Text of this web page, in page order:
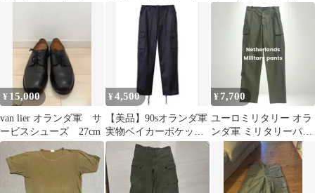
ンツ 78×80
ケット付き
¥ 15,000
van lier オランダ軍 サ
ービスシューズ 27cm
¥4,500
【美品】90sオランダ軍
実物ベイカーポケット
BDUカーゴパンツ W28
¥ 7,700
ユーロミリタリー オラ
ンダ軍 ミリタリーパン
ツ コンバットパンツ